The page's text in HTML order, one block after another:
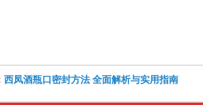
西凤酒瓶口密封方法 全面解析与实用指南